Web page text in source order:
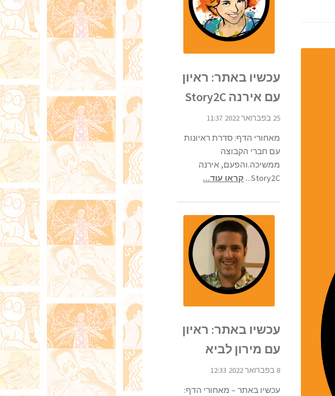
עכשיו באתר: ראיון
עם אירנה Story2C
25 בפברואר 2022 11:37
מאחורי הדף: סדרת ראיונות
עם חברי הקבוצה
ממשיכה.והפעם, אירנה
Story2C...
קראו עוד...
עכשיו באתר: ראיון
עם מירון לביא
8 בפברואר 2022 12:33
עכשיו באתר – מאחורי הדף: